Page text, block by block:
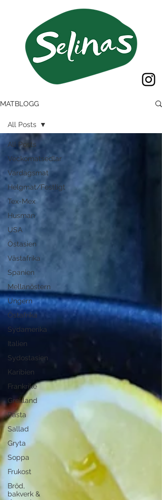
MATBLOGG
All Posts
Veckomatsedlar
Vardagsmat
Helgmat/Festligt
Tex-Mex
Husman
USA
Östasien
Västafrika
Spanien
Mellanöstern
Ungern
Östafrika
Sydamerika
Italien
Sydostasien
Karibien
Frankrike
Grekland
Pasta
Sallad
Gryta
Soppa
Frukost
Bröd,
bakverk &
All Posts